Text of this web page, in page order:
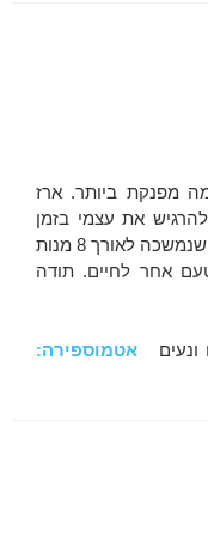
מפנקת ביותר. ארז
את עצמי בזמן
הארוחה כאחת הנסיכות במאה 19. החוויה שנמשכה לאורך 8 מנות
אחר לחיים. תודה
ונעים אטמוספירה: